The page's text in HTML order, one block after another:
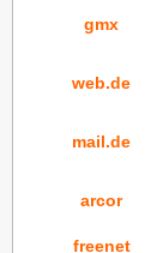
gmx
web.de
mail.de
arcor
freenet